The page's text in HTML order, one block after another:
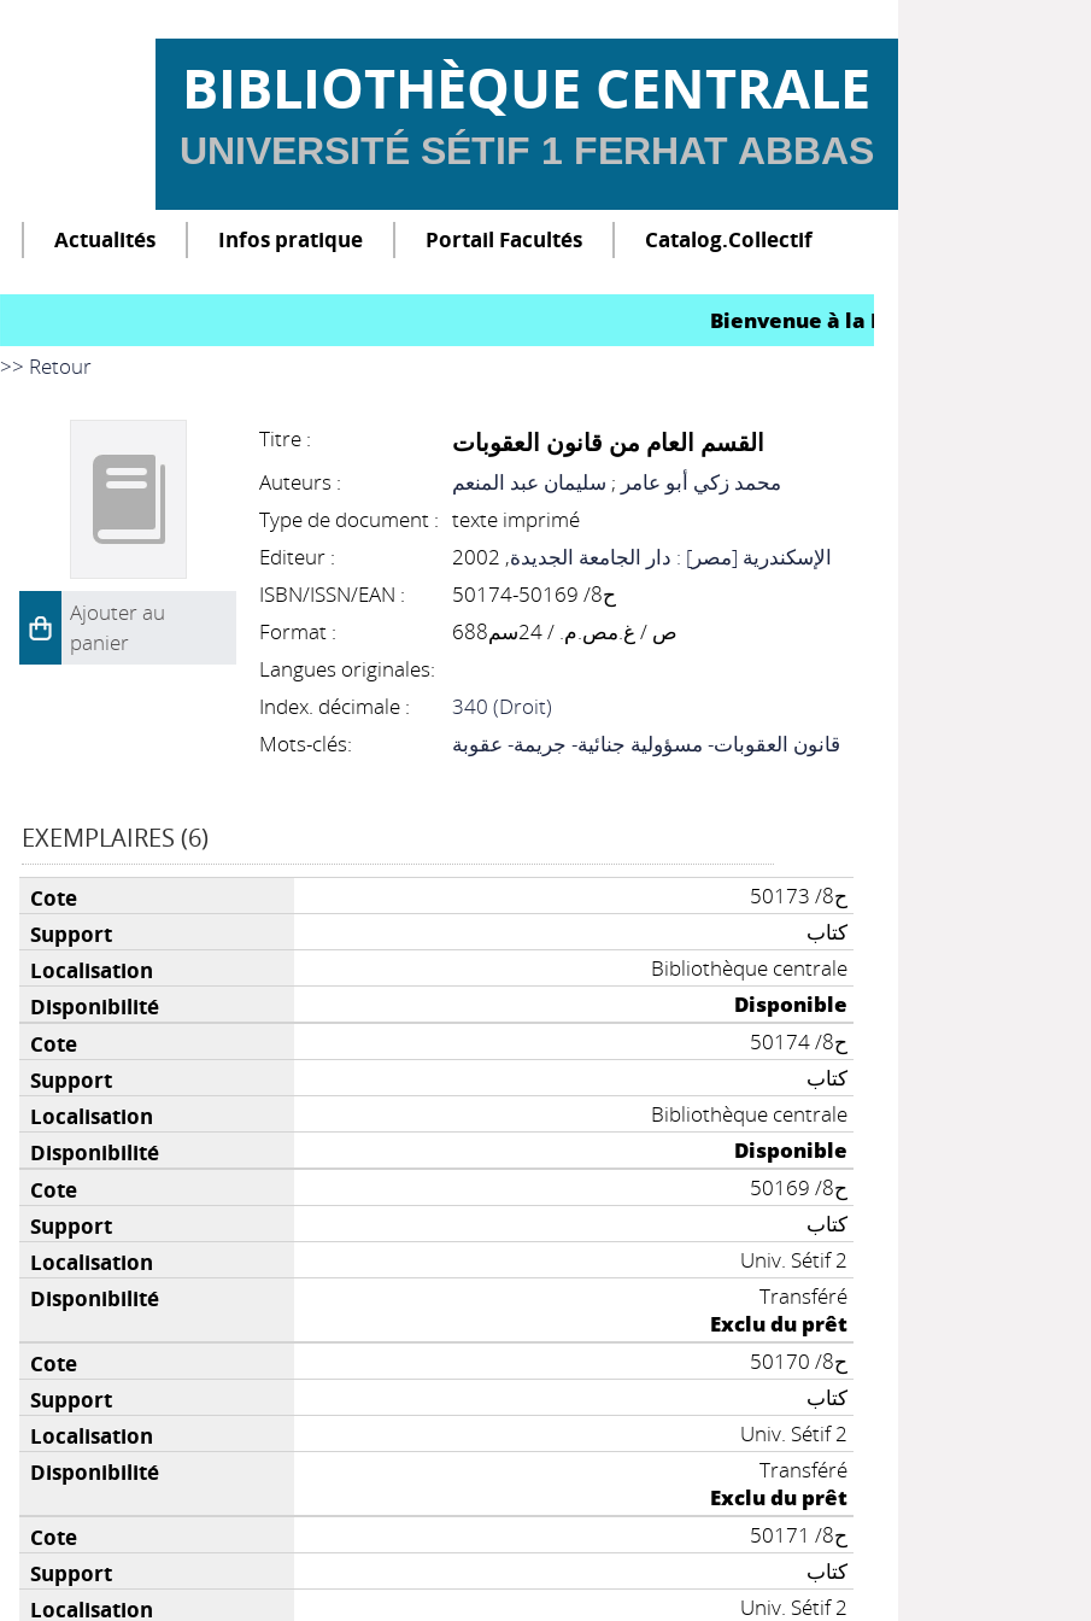
BIBLIOTHÈQUE CENTRALE
UNIVERSITÉ SÉTIF 1 FERHAT ABBAS
Actualités Infos pratique Portail Facultés Catalog.Collectif
Bienvenue à la Bibliothèque Centrale
>> Retour
Ajouter au
panier
Titre : القسم العام من قانون العقوبات
Auteurs : محمد زكي أبو عامر ; سليمان عبد المنعم
Type de document : texte imprimé
Editeur :
الإسكندرية [مصر] : دار الجامعة الجديدة, 2002
ISBN/ISSN/EAN :
ح8/ 50169-50174
Format :
688ص / غ.مص.م. / 24سم
Langues originales:
Index. décimale :
340 (Droit)
Mots-clés:
قانون العقوبات- مسؤولية جنائية- جريمة- عقوبة
EXEMPLAIRES (6)
ح8/ 50173
كتاب
Bibliothèque centrale
Disponible
ح8/ 50174
كتاب
Bibliothèque centrale
Disponible
ح8/ 50169
كتاب
Univ. Sétif 2
Transféré
Exclu du prêt
ح8/ 50170
كتاب
Univ. Sétif 2
Transféré
Exclu du prêt
ح8/ 50171
كتاب
Univ. Sétif 2